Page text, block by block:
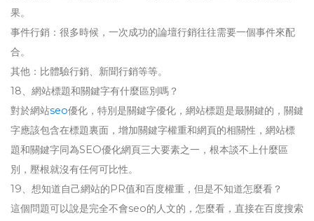
果。
事件行銷：很多時候，一次成功的論壇行銷往往需要一個事件來配
合。
其他：比體驗行銷、新聞行銷等等。
18、網站標題和關鍵字有什麼區別嗎？
對於網站seo優化，特別是關鍵字優化，網站標題是最關鍵的，關鍵
字應該包含在標題裏面，增加關鍵字權重和網頁的相關性，網站標
題和關鍵字同為SEO優化網頁三大要素之一，根本談不上什麼區
別，壓根就沒有任何可比性。
19、想知道自己網站的PR值和百度權重，但是不知道怎麼看？
這個問題可以說是完全不會seo的人文的，怎麼看，直接在百度搜索